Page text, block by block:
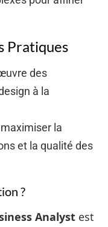
Pratiques
des
à la
la
et la qualité des
?
Analyst est